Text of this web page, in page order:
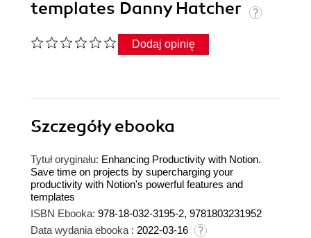
templates Danny Hatcher
Dodaj opinię
Szczegółyebooka
Tytuł oryginału: Enhancing Productivity with Notion.
Save time on projects by supercharging your
productivity with Notion's powerful features and
templates
ISBN Ebooka: 978-18-032-3195-2, 9781803231952
Data wydania ebooka : 2022-03-16